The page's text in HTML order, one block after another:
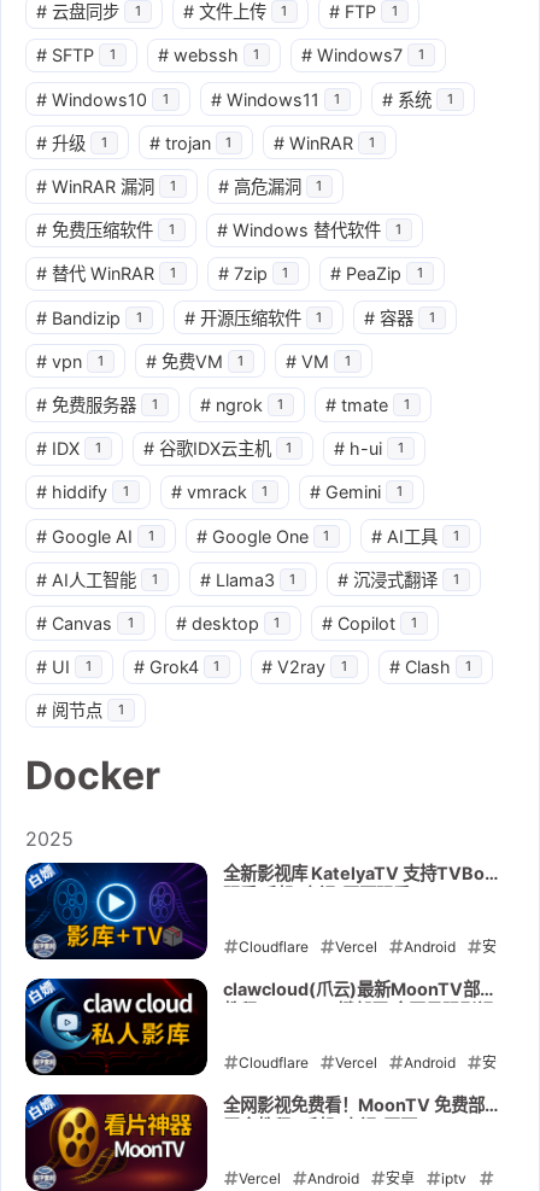
# 云盘同步 1 # 文件上传 1 # FTP 1
# SFTP 1 # webssh 1 # Windows7 1
# Windows10 1 # Windows11 1 # 系统 1
# 升级 1 # trojan 1 # WinRAR 1
# WinRAR 漏洞 1 # 高危漏洞 1
# 免费压缩软件 1 # Windows 替代软件 1
# 替代 WinRAR 1 # 7zip 1 # PeaZip 1
# Bandizip 1 # 开源压缩软件 1 # 容器 1
# vpn 1 # 免费VM 1 # VM 1
# 免费服务器 1 # ngrok 1 # tmate 1
# IDX 1 # 谷歌IDX云主机 1 # h-ui 1
# hiddify 1 # vmrack 1 # Gemini 1
# Google AI 1 # Google One 1 # AI工具 1
# AI人工智能 1 # Llama3 1 # 沉浸式翻译 1
# Canvas 1 # desktop 1 # Copilot 1
# UI 1 # Grok4 1 # V2ray 1 # Clash 1
# 阅节点 1
Docker
2025
全新影视库 KatelyaTV 支持TVBox
clawcloud、Render部署
Cloudflare Vercel Android 安
卓 iptv KatelyaTV moontv
Netlify Docker Render
2025-09-08
clawcloud(爪云)最新MoonTV部署
Cloudflare Vercel Android 安
卓 iptv 电视 电视盒子
Docker 全网影视
全网影视免费看！MoonTV 免费部
Docker一键部署
Vercel Android 安卓 iptv